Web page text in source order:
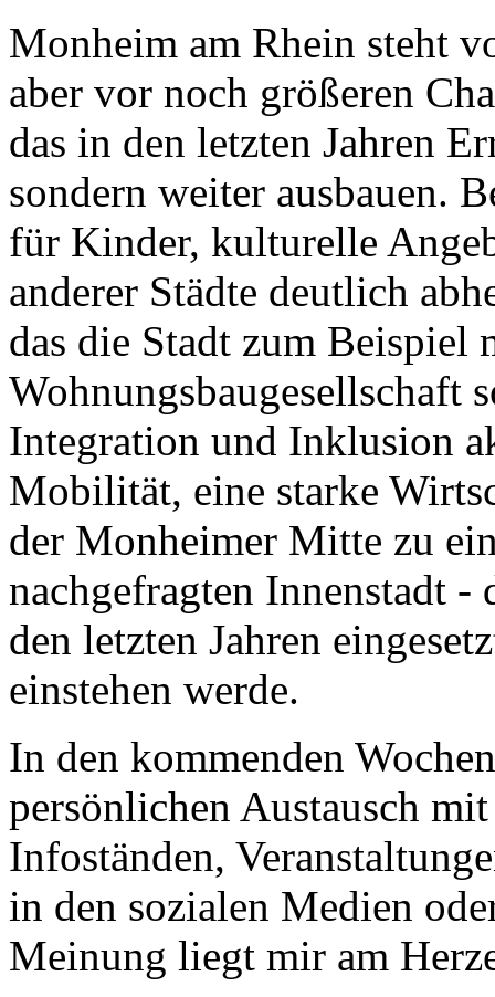
Monheim am Rhein steht
aber vor noch größeren
das in den letzten Jahren
sondern weiter ausbauen.
für Kinder, kulturelle
anderer Städte deutlich
das die Stadt zum Beispiel
Wohnungsbaugesellschaft
Integration und Inklusion
Mobilität, eine starke
der Monheimer Mitte zu
nachgefragten Innenstadt
den letzten Jahren
einstehen werde.
In den kommenden
persönlichen Austausch
Infoständen,
in den sozialen Medien
Meinung liegt mir am